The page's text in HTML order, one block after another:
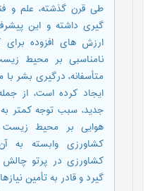
طی قرن گذشته، علم و
گیری داشته و این
ارزش های افزوده برای
نامناسبی بر محیط
متأسفانه، درگیری بشر
ایجاد کرده است، از
جدید، سبب توجه کمتر
هوایی بر محیط زیست
کشاورزی وابسته
کشاورزی در پرتو چالش
گیرد و قادر به تأمین